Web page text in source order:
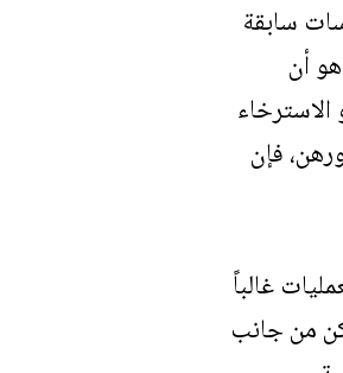
سابقة
أن
فإن
غالباً
من جانب